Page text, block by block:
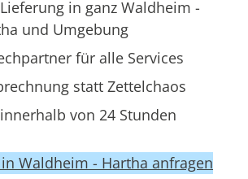
in ganz Waldheim -
und Umgebung
für alle Services
statt Zettelchaos
von 24 Stunden
Waldheim - Hartha anfragen